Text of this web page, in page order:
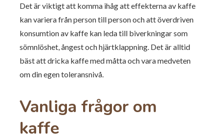
Det är viktigt att komma ihåg att effekterna av kaffe
kan variera från person till person och att överdriven
konsumtion av kaffe kan leda till biverkningar som
sömnlöshet, ångest och hjärtklappning. Det är alltid
bäst att dricka kaffe med måtta och vara medveten
om din egen toleransnivå.
Vanliga frågor om
kaffe